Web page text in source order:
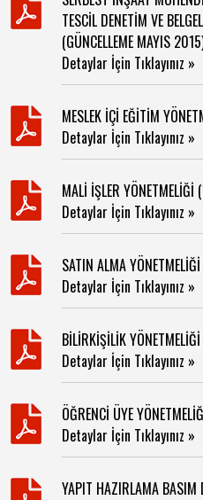
TESCİL DENETİM VE
(GÜNCELLEME MAYIS
Detaylar İçin Tıklayınız »
MESLEK İÇİ EĞİTİM
Detaylar İçin Tıklayınız »
MALİ İŞLER YÖNETMELİĞİ
Detaylar İçin Tıklayınız »
SATIN ALMA
Detaylar İçin Tıklayınız »
BİLİRKİŞİLİK
Detaylar İçin Tıklayınız »
ÖĞRENCİ ÜYE
Detaylar İçin Tıklayınız »
YAPIT HAZIRLAMA BASIM